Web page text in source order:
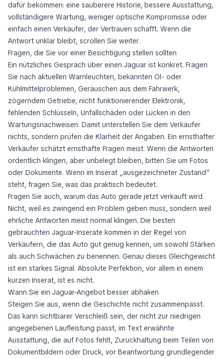
dafür bekommen: eine sauberere Historie, bessere Ausstattung,
vollständigere Wartung, weniger optische Kompromisse oder
einfach einen Verkäufer, der Vertrauen schafft. Wenn die
Antwort unklar bleibt, scrollen Sie weiter.
Fragen, die Sie vor einer Besichtigung stellen sollten
Ein nützliches Gespräch über einen Jaguar ist konkret. Fragen
Sie nach aktuellen Warnleuchten, bekannten Öl- oder
Kühlmittelproblemen, Geräuschen aus dem Fahrwerk,
zögerndem Getriebe, nicht funktionierender Elektronik,
fehlenden Schlüsseln, Unfallschäden oder Lücken in den
Wartungsnachweisen. Damit unterstellen Sie dem Verkäufer
nichts, sondern prüfen die Klarheit der Angaben. Ein ernsthafter
Verkäufer schätzt ernsthafte Fragen meist. Wenn die Antworten
ordentlich klingen, aber unbelegt bleiben, bitten Sie um Fotos
oder Dokumente. Wenn im Inserat „ausgezeichneter Zustand“
steht, fragen Sie, was das praktisch bedeutet.
Fragen Sie auch, warum das Auto gerade jetzt verkauft wird.
Nicht, weil es zwingend ein Problem geben muss, sondern weil
ehrliche Antworten meist normal klingen. Die besten
gebrauchten Jaguar-Inserate kommen in der Regel von
Verkäufern, die das Auto gut genug kennen, um sowohl Stärken
als auch Schwächen zu benennen. Genau dieses Gleichgewicht
ist ein starkes Signal. Absolute Perfektion, vor allem in einem
kurzen Inserat, ist es nicht.
Wann Sie ein Jaguar-Angebot besser abhaken
Steigen Sie aus, wenn die Geschichte nicht zusammenpasst.
Das kann sichtbarer Verschleiß sein, der nicht zur niedrigen
angegebenen Laufleistung passt, im Text erwähnte
Ausstattung, die auf Fotos fehlt, Zurückhaltung beim Teilen von
Dokumentbildern oder Druck, vor Beantwortung grundlegender